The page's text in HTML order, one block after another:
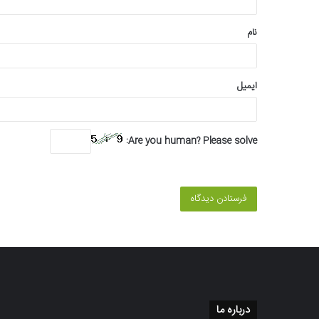
*
نام
ایمیل
Are you human? Please solve:
درباره ما